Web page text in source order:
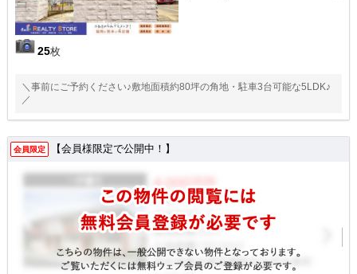
25枚
＼事前にご予約ください♪敷地面積約80坪の角地・駐車3台可能な5LDK♪
／
会員限定 【会員様限定で公開中！】